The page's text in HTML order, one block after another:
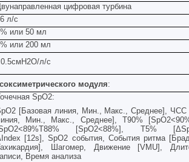
цифровая турбина
л/с
или 50 мл
или 200 мл
смН2О/л/с
модуля:
SpO2:
2 [Базовая линия, Мин., Макс., Среднее], ЧСС
Мин., Макс., Среднее],
T90% [SpO
2<89%T88% [SpO2<88%], T5% [Δ
Index [12s], SpO2 события, События ритма
Шагомер, Движение [VMU],
Время анализа